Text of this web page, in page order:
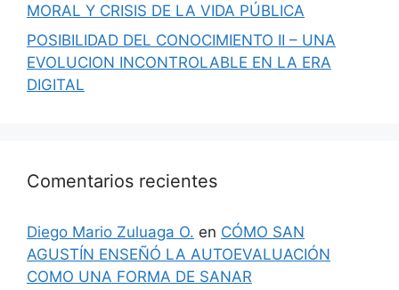
MORAL Y CRISIS DE LA VIDA PÚBLICA
POSIBILIDAD DEL CONOCIMIENTO II – UNA
EVOLUCION INCONTROLABLE EN LA ERA
DIGITAL
Comentarios recientes
Diego Mario Zuluaga O. en CÓMO SAN
AGUSTÍN ENSEÑÓ LA AUTOEVALUACIÓN
COMO UNA FORMA DE SANAR